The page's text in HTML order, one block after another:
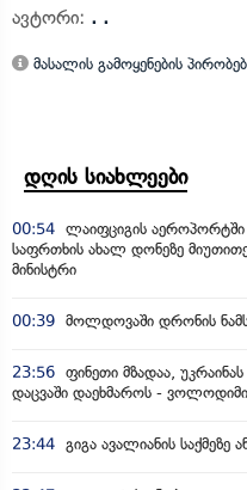
ავტორი: . .
მასალის გამოყენების
დღის სიახლეები
00:54 ლაიფციგის
საფრთხის ახალ დონეზე
მინისტრი
00:39 მოლდოვაში დრონის
23:56 ფინეთი მზადაა,
დაცვაში დაეხმაროს -
23:44 გიგა ავალიანის საქმეზე